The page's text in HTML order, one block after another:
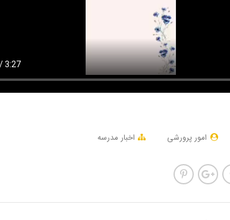
امور پرورشی اخبار مدرسه